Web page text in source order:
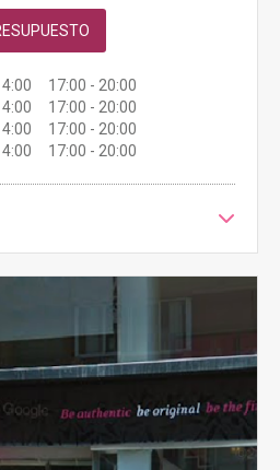
17:00 - 20:00
17:00 - 20:00
17:00 - 20:00
17:00 - 20:00